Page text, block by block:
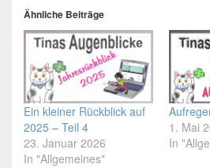
Ähnliche Beiträge
Ein kleiner Rückblick auf
2025 – Teil 4
23. Januar 2026
In "Allgemeines"
1. Mai
In